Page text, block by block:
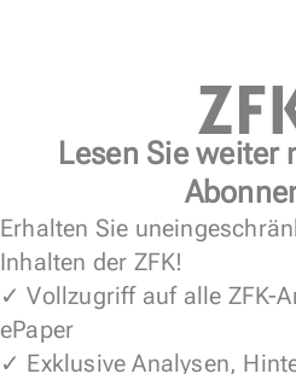
Lesen Sie weiter
Erhalten Sie
Inhalten der ZFK!
✓ Vollzugriff auf alle ZFK-
ePaper
✓ Exklusive Analysen,